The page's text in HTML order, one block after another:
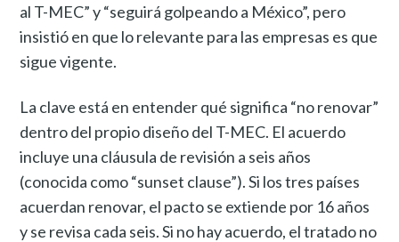
al T-MEC” y “seguirá golpeando a México”, pero
insistió en que lo relevante para las empresas es que
sigue vigente.
La clave está en entender qué significa “no renovar”
dentro del propio diseño del T-MEC. El acuerdo
incluye una cláusula de revisión a seis años
(conocida como “sunset clause”). Si los tres países
acuerdan renovar, el pacto se extiende por 16 años
y se revisa cada seis. Si no hay acuerdo, el tratado no